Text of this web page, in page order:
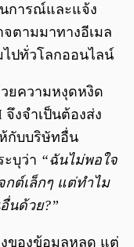
การณ์และแจ้ง
จตามมาทางอีเมล
ปทั่วโลกออนไลน์
ยความหงุดหงิด
จึงจำเป็นต้องส่ง
กับบริษัทอื่น
ะบุว่า “ฉันไม่พอใจ
ต์เล็กๆ แต่ทำไม
นด้วย?”
งของข้อมูลหลุด แต่